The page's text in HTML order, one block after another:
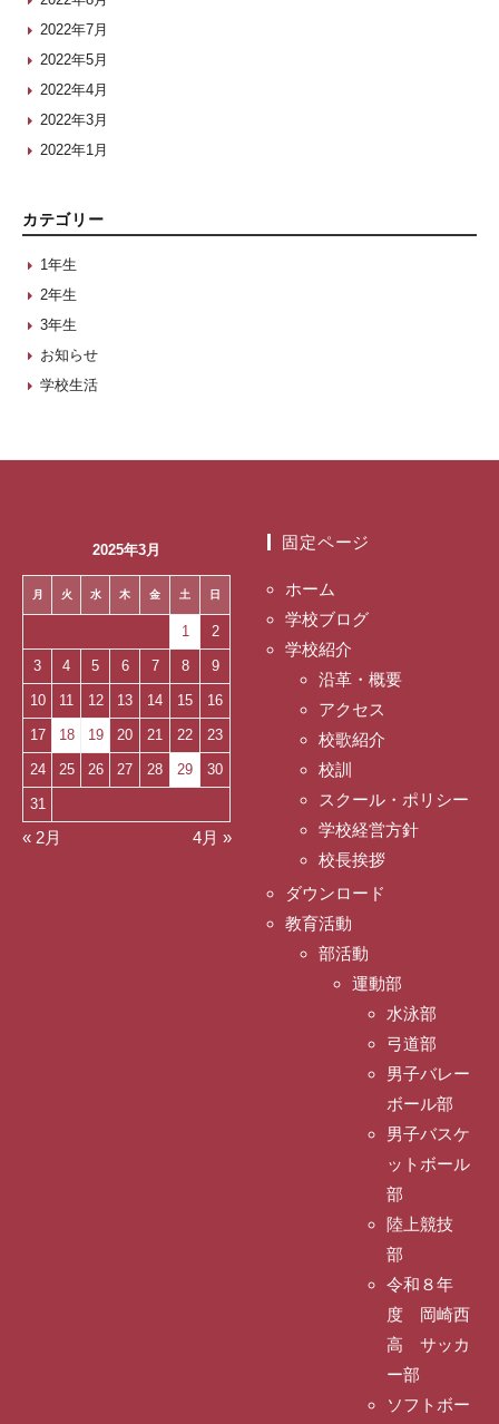
2022年7月
2022年5月
2022年4月
2022年3月
2022年1月
カテゴリー
1年生
2年生
3年生
お知らせ
学校生活
2025年3月
月 火 水 木 金 土 日
1 2
3 4 5 6 7 8 9
10 11 12 13 14 15 16
17 18 19 20 21 22 23
24 25 26 27 28 29 30
31
« 2月 4月 »
固定ページ
ホーム
学校ブログ
学校紹介
沿革・概要
アクセス
校歌紹介
校訓
スクール・ポリシー
学校経営方針
校長挨拶
ダウンロード
教育活動
部活動
運動部
水泳部
弓道部
男子バレー
ボール部
男子バスケ
ットボール
部
陸上競技
部
令和８年
度 岡崎西
高 サッカ
ー部
ソフトボー